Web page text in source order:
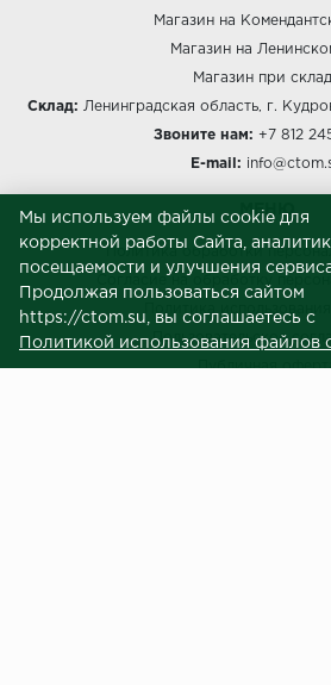
Магазин на
Магазин на
Магазин при
Склад: Ленинградская область, г.
Звоните нам: +7 812
E-mail:
МЕНЮ
Политика обработки
Согласие на обработку
Пользовательское
Публичная
Мы используем файлы cookie для
корректной работы Сайта,
посещаемости и улучшения
Продолжая пользоваться сайтом
https://ctom.su, вы соглашаетесь с
Политикой использования файлов